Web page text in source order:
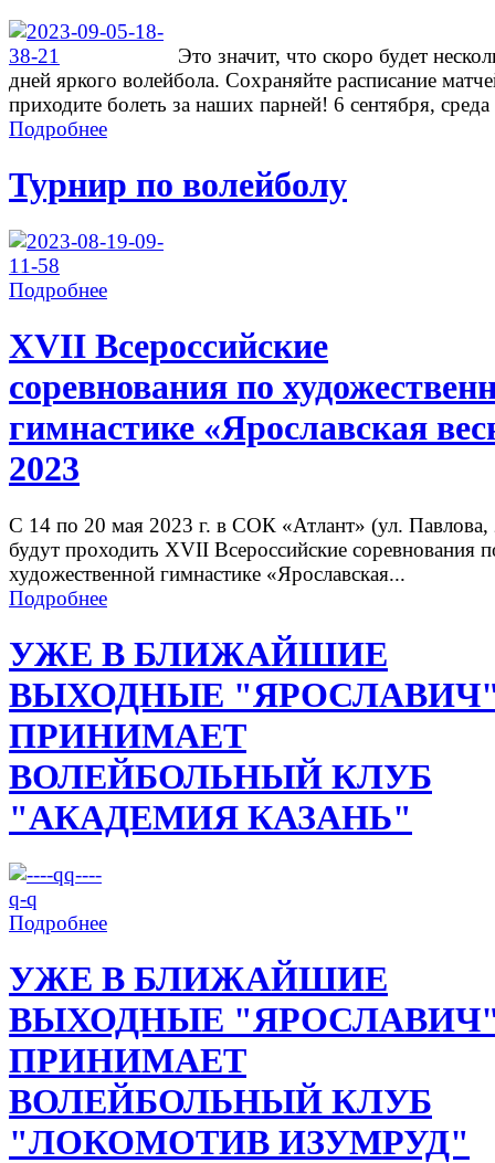
Это значит, что скоро будет
дней яркого волейбола. Сохраняйте расписание
приходите болеть за наших парней! 6 сентября, среда
Подробнее
Турнир по волейболу
Подробнее
ХVII Всероссийские
соревнования по
гимнастике «Ярославская
2023
С 14 по 20 мая 2023 г. в СОК «Атлант» (ул. Павлова,
будут проходить XVII Всероссийские соревнования
художественной гимнастике «Ярославская...
Подробнее
УЖЕ В БЛИЖАЙШИЕ
ВЫХОДНЫЕ
ПРИНИМАЕТ
ВОЛЕЙБОЛЬНЫЙ КЛУБ
"АКАДЕМИЯ КАЗАНЬ"
Подробнее
УЖЕ В БЛИЖАЙШИЕ
ВЫХОДНЫЕ
ПРИНИМАЕТ
ВОЛЕЙБОЛЬНЫЙ КЛУБ
"ЛОКОМОТИВ ИЗУМРУД"